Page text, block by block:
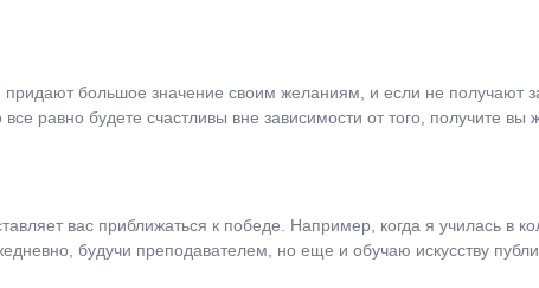
большое значение своим желаниям, и если не получают
равно будете счастливы вне зависимости от того, получите
вас приближаться к победе. Например, когда я училась в
будучи преподавателем, но еще и обучаю искусству